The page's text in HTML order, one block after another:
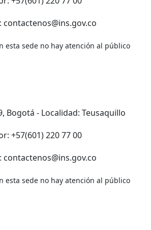
esta sede no hay atención al público
Bogotá - Localidad: Teusaquillo
+57(601) 220 77 00
esta sede no hay atención al público